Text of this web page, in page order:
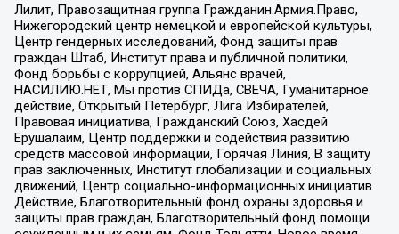
Лилит, Правозащитная группа Гражданин.Армия.Право,
Нижегородский центр немецкой и европейской культуры,
Центр гендерных исследований, Фонд защиты прав
граждан Штаб, Институт права и публичной политики,
Фонд борьбы с коррупцией, Альянс врачей,
НАСИЛИЮ.НЕТ, Мы против СПИДа, СВЕЧА, Гуманитарное
действие, Открытый Петербург, Лига Избирателей,
Правовая инициатива, Гражданский Союз, Хасдей
Ерушалаим, Центр поддержки и содействия развитию
средств массовой информации, Горячая Линия, В защиту
прав заключенных, Институт глобализации и социальных
движений, Центр социально-информационных инициатив
Действие, Благотворительный фонд охраны здоровья и
защиты прав граждан, Благотворительный фонд помощи